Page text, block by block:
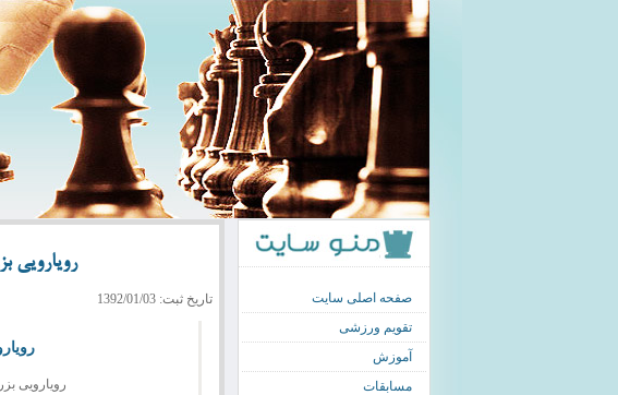
صفحه اصلی سایت
تقویم ورزشی
آموزش
مسابقات
رویارویی
تاریخ ثبت: 1392/01/03
رویارویی